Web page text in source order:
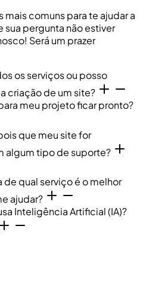
mais comuns para te ajudar a
sua pergunta não estiver
Será um prazer
os serviços ou posso
criação de um site?
meu projeto ficar pronto?
que meu site for
algum tipo de suporte?
de qual serviço é o melhor
ajudar?
Inteligência Artificial (IA)?